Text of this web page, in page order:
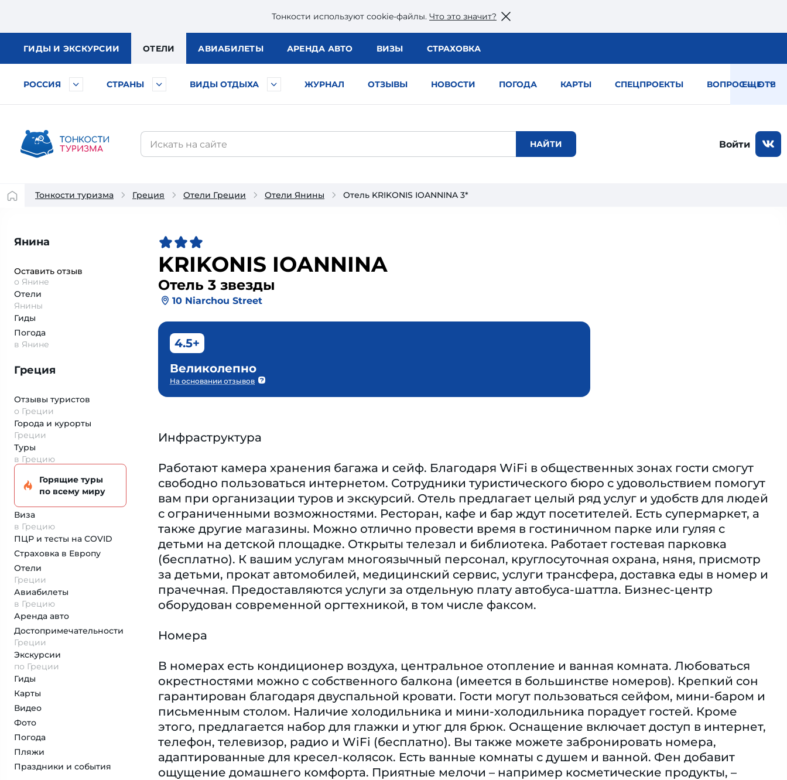
Тонкости используют сookie-файлы. Что это значит?
ГИДЫ И ЭКСКУРСИИ ОТЕЛИ АВИАБИЛЕТЫ АРЕНДА АВТО ВИЗЫ СТРАХОВКА
РОССИЯ СТРАНЫ ВИДЫ ОТДЫХА ЖУРНАЛ ОТЗЫВЫ НОВОСТИ ПОГОДА КАРТЫ СПЕЦПРОЕКТЫ ВОПРОС — ОТВЕТ
ЕЩЕ
Войти
Тонкости туризма Греция Отели Греции Отели Янины Отель KRIKONIS IOANNINA 3*
Янина
Оставить отзыв
о Янине
Отели
Янины
Гиды
Погода
в Янине
Греция
Отзывы туристов
о Греции
Города и курорты
Греции
Туры
в Грецию
Горящие туры
по всему миру
Виза
в Грецию
ПЦР и тесты на COVID
Страховка в Европу
Отели
Греции
Авиабилеты
в Грецию
Аренда авто
Достопримеча­тельности
Греции
Экскурсии
по Греции
Гиды
Карты
Видео
Фото
Погода
Пляжи
Праздники и события
KRIKONIS IOANNINA
Отель 3 звезды
10 Niarchou Street
4.5+
Великолепно
На основании отзывов
Инфраструктура
Работают камера хранения багажа и сейф. Благодаря WiFi в общественных зонах гости смогут
свободно пользоваться интернетом. Сотрудники туристического бюро с удовольствием помогут
вам при организации туров и экскурсий. Отель предлагает целый ряд услуг и удобств для людей
с ограниченными возможностями. Ресторан, кафе и бар ждут посетителей. Есть супермаркет, а
также другие магазины. Можно отлично провести время в гостиничном парке или гуляя с
детьми на детской площадке. Открыты телезал и библиотека. Работает гостевая парковка
(бесплатно). К вашим услугам многоязычный персонал, круглосуточная охрана, няня, присмотр
за детьми, прокат автомобилей, медицинский сервис, услуги трансфера, доставка еды в номер и
прачечная. Предоставляются услуги за отдельную плату автобуса-шаттла. Бизнес-центр
оборудован современной оргтехникой, в том числе факсом.
Номера
В номерах есть кондиционер воздуха, центральное отопление и ванная комната. Любоваться
окрестностями можно с собственного балкона (имеется в большинстве номеров). Крепкий сон
гарантирован благодаря двуспальной кровати. Гости могут пользоваться сейфом, мини-баром и
письменным столом. Наличие холодильника и мини-холодильника порадует гостей. Кроме
этого, предлагается набор для глажки и утюг для брюк. Оснащение включает доступ в интернет,
телефон, телевизор, радио и WiFi (бесплатно). Вы также можете забронировать номера,
адаптированные для кресел-колясок. Есть ванные комнаты с душем и ванной. Фен добавит
ощущение домашнего комфорта. Приятные мелочи – например косметические продукты, –